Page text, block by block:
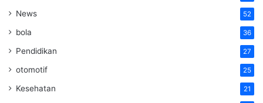
News 52
bola 36
Pendidikan 27
otomotif 25
Kesehatan 21